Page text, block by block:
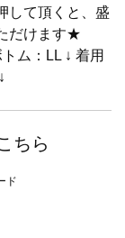
して頂くと、盛
だけます★
ム：LL ↓ 着用
ちら